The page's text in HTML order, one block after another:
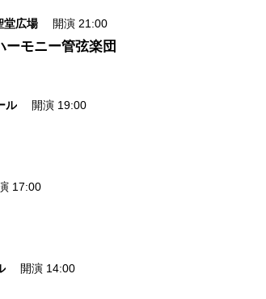
堂広場 開演 21:00
ーモニー管弦楽団
ル 開演 19:00
17:00
開演 14:00